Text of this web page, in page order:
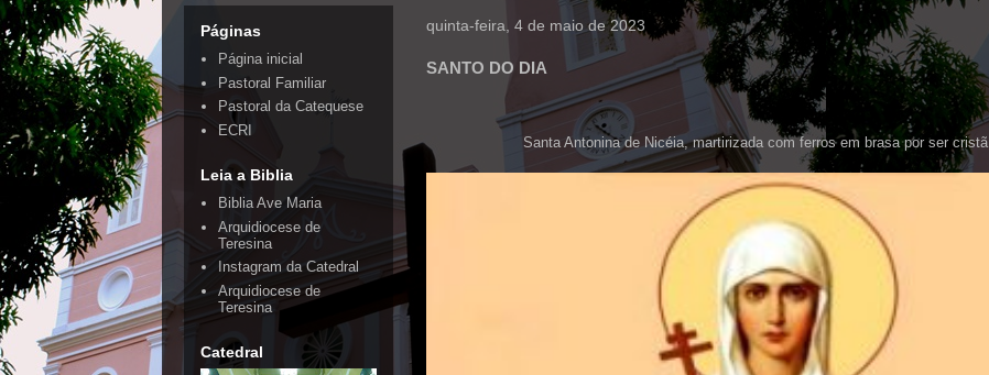
quinta-feira, 4 de maio de 2023
SANTO DO DIA
Santa Antonina de Nicéia, martirizada com ferros em brasa por ser cristã
Páginas
Página inicial
Pastoral Familiar
Pastoral da Catequese
ECRI
Leia a Biblia
Biblia Ave Maria
Arquidiocese de
Teresina
Instagram da Catedral
Arquidiocese de
Teresina
Catedral